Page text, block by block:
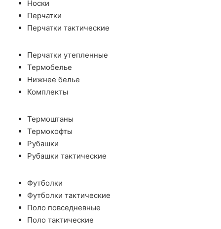
Носки
Перчатки
Перчатки тактические
Перчатки утепленные
Термобелье
Нижнее белье
Комплекты
Термоштаны
Термокофты
Рубашки
Рубашки тактические
Футболки
Футболки тактические
Поло повседневные
Поло тактические